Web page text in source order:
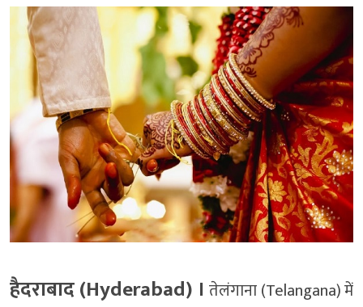
हैदराबाद (Hyderabad) । तेलंगाना (Telangana) में